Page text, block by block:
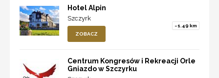
Hotel Alpin
Szczyrk
~1.49 km
ZOBACZ
Centrum Kongresów i Rekreacji Orle
Gniazdo w Szczyrku